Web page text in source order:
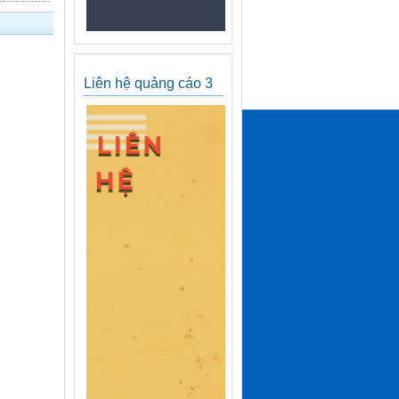
Liên hệ quảng cáo 3